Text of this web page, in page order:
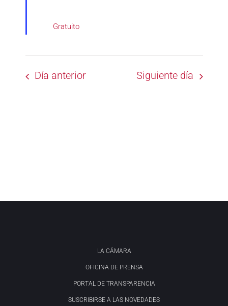
Gratuito
Día anterior Siguiente día
LA CÁMARA
OFICINA DE PRENSA
PORTAL DE TRANSPARENCIA
SUSCRIBIRSE A LAS NOVEDADES